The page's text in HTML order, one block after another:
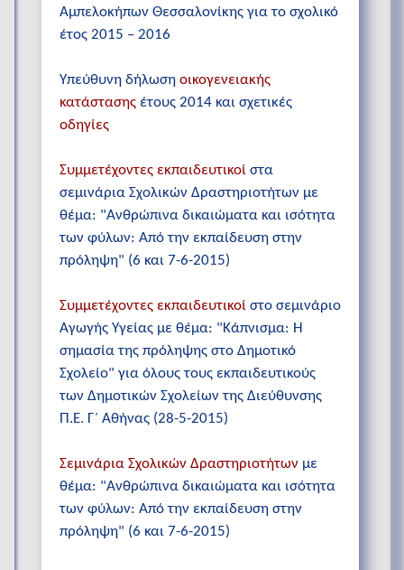
Αμπελοκήπων Θεσσαλονίκης για το σχολικό
έτος 2015 – 2016
Υπεύθυνη δήλωση οικογενειακής
κατάστασης έτους 2014 και σχετικές
οδηγίες
Συμμετέχοντες εκπαιδευτικοί στα
σεμινάρια Σχολικών Δραστηριοτήτων με
θέμα: "Ανθρώπινα δικαιώματα και ισότητα
των φύλων: Από την εκπαίδευση στην
πρόληψη" (6 και 7-6-2015)
Συμμετέχοντες εκπαιδευτικοί στο σεμινάριο
Αγωγής Υγείας με θέμα: "Κάπνισμα: Η
σημασία της πρόληψης στο Δημοτικό
Σχολείο" για όλους τους εκπαιδευτικούς
των Δημοτικών Σχολείων της Διεύθυνσης
Π.Ε. Γ΄ Αθήνας (28-5-2015)
Σεμινάρια Σχολικών Δραστηριοτήτων με
θέμα: "Ανθρώπινα δικαιώματα και ισότητα
των φύλων: Από την εκπαίδευση στην
πρόληψη" (6 και 7-6-2015)